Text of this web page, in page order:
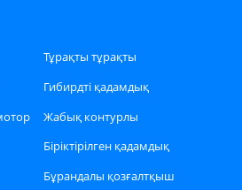
Тұрақты тұрақты
сервомотор
Гибирдті қадамдық
қозғалтқыш
Жабық контурлы
қадамдық
қозғалтқыштың драйвері
Біріктірілген қадамдық
қозғалтқыш
Бұрандалы қозғалтқыш